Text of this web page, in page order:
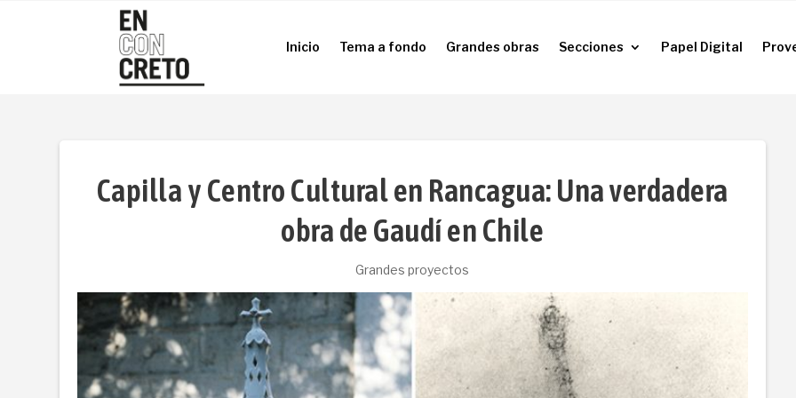
Inicio Tema a fondo Grandes obras Secciones Papel Digital
Inicio Tema a fondo Grandes obras Secciones Papel Digital
Capilla y Centro Cultural en Rancagua: Una verdadera
obra de Gaudí en Chile
Grandes proyectos